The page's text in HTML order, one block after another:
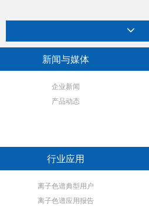
新闻与媒体
企业新闻
产品动态
行业应用
离子色谱典型用户
离子色谱应用报告